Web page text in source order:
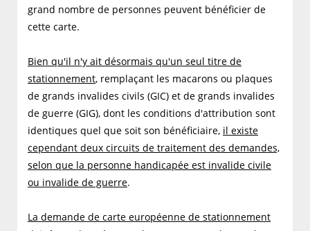
grand nombre de personnes peuvent bénéficier de
cette carte.
Bien qu'il n'y ait désormais qu'un seul titre de
stationnement, remplaçant les macarons ou plaques
de grands invalides civils (GIC) et de grands invalides
de guerre (GIG), dont les conditions d'attribution sont
identiques quel que soit son bénéficiaire, il existe
cependant deux circuits de traitement des demandes,
selon que la personne handicapée est invalide civile
ou invalide de guerre.
La demande de carte européenne de stationnement